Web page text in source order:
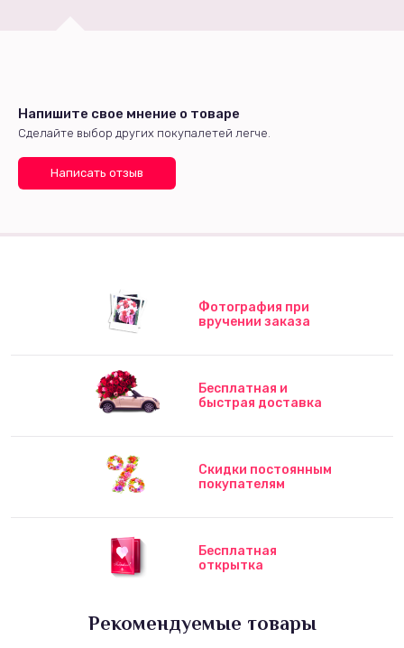
Напишите свое мнение о товаре
Сделайте выбор других покупалетей легче.
Написать отзыв
Фотография при
вручении заказа
Бесплатная и
быстрая доставка
Скидки постоянным
покупателям
Бесплатная
открытка
Рекомендуемые товары